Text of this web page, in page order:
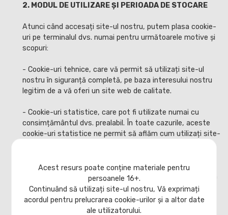
2. MODUL DE UTILIZARE ȘI PERIOADA DE STOCARE
Atunci când accesați site-ul nostru, putem plasa cookie-
uri pe terminalul dvs. numai pentru următoarele motive și
scopuri:
- Cookie-uri tehnice, care vă permit să utilizați site-ul
nostru în siguranță completă, pe baza interesului nostru
legitim de a vă oferi un site web de calitate.
- Cookie-uri statistice, care pot fi utilizate numai cu
consimțământul dvs. prealabil. În toate cazurile, aceste
cookie-uri statistice ne permit să aflăm cum utilizați site-
- Cookie-uri de terțe părți, care ne permit să îmbunătățim
serviciul nostru zilnic, pe baza consimțământului dvs.
prealabil.
Acest resurs poate conține materiale pentru
persoanele 16+.
Continuând să utilizați site-ul nostru, Vă exprimați
acordul pentru prelucrarea cookie-urilor și a altor date
ale utilizatorului.